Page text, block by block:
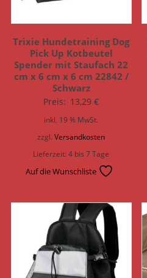
Trixie Hundetraining Dog
Pick Up Kotbeutel
Spender mit Staufach 22
cm x 6 cm x 6 cm 22842 /
Schwarz
Preis: 13,29€
inkl. 19 % MwSt.
zzgl.Versandkosten
Lieferzeit:4 bis 7 Tage
Auf die Wunschliste